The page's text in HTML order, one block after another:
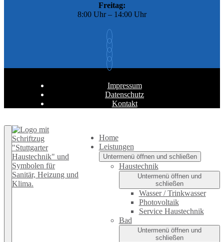
Freitag:
8:00 Uhr – 14:00 Uhr
Impressum
Datenschutz
Kontakt
Home
Leistungen
Untermenü öffnen und schließen
Haustechnik
Untermenü öffnen und
schließen
Wasser / Trinkwasser
Photovoltaik
Service Haustechnik
Bad
Untermenü öffnen und
schließen